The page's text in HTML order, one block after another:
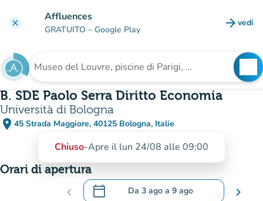
clear Affluences
GRATUITO – Google Play arrow_forward vedi
Cerca una struttura
B. SDE Paolo Serra Diritto Economia
Università di Bologna
place 45 Strada Maggiore, 40125 Bologna, Italie
(apri in Google Maps)
(nuova scheda)
Chiuso-Apre il lun 24/08 alle 09:00
Orari di apertura
chevron_left calendar_today Da 3 ago a 9 ago
.Aprire il calendario per modificare le
chevron_right